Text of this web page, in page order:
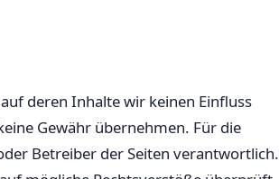
deren Inhalte wir keinen Einfluss
Gewähr übernehmen. Für die
Betreiber der Seiten verantwortlich.